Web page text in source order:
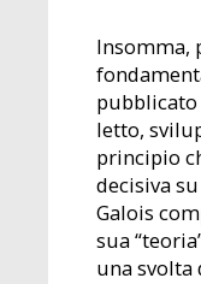
Insomma,
pubblicato
letto,
principio
decisiva
Galois
sua
una svolta